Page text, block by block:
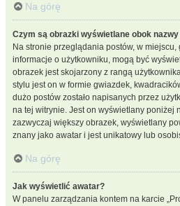
Na górę
Czym są obrazki wyświetlane obok
Na stronie przeglądania postów, w
informacje o użytkowniku, mogą być
obrazek jest skojarzony z rangą
stylu jest on w formie gwiazdek,
dużo postów zostało napisanych przez
na tej witrynie. Jest on wyświetlany poniżej
zazwyczaj większy obrazek, wyświetlany
znany jako awatar i jest unikatowy lub
Na górę
Jak wyświetlić awatar?
W panelu zarządzania kontem na karcie